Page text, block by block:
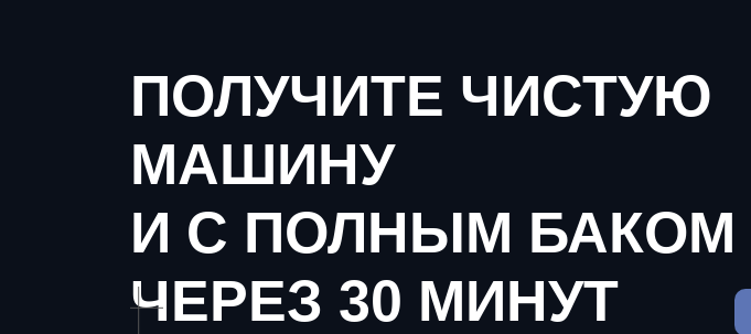
ПОЛУЧИТЕ ЧИСТУЮ
МАШИНУ
И С ПОЛНЫМ БАКОМ
ЧЕРЕЗ 30 МИНУТ